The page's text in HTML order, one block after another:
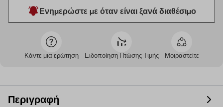
Ενημερώστε με όταν είναι ξανά διαθέσιμο
Κάντε μια ερώτηση Ειδοποίηση Πτώσης Τιμής Μοιραστείτε
Περιγραφή